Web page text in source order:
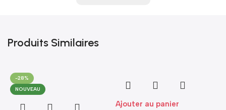
Produits Similaires
-28%
NOUVEAU
Ajouter au panier